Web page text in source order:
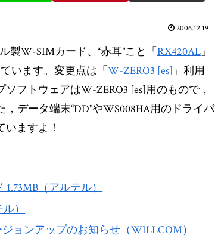
2006.12.19
製W-SIMカード、“赤耳”こと「 RX420AL 」
います。変更点は「 W-ZERO3 [es] 」利用
フトウェアはW-ZERO3 [es]用のもので，
データ端末“DD”やWS008HA用のドライバ
ますよ！
（アルテル）
）
ョンアップのお知らせ（WILLCOM）